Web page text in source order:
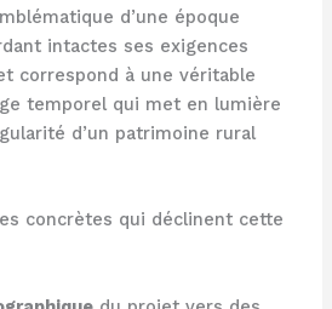
d’une époque
intactes ses exigences
correspond à une véritable
temporel qui met en lumière
d’un patrimoine rural
concrètes qui déclinent cette